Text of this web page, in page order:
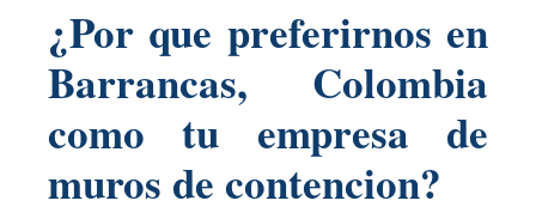
¿Por que preferirnos en
Barrancas, Colombia
como tu empresa de
muros de contencion?